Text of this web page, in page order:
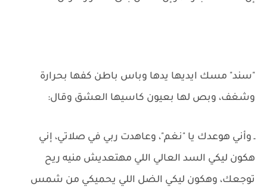
"سند" مسك ايديها يدها وباس باطن كفها بحرارة
وشغف، وبص لها بعيون كاسيها العشق وقال:
ـ وأني هوعدك يا "نغم"، وعاهدت ربي في صلاتي، إني
هكون ليكي السد العالي اللي مهتعديش منيه ريح
توجعك، وهكون ليكي الضل اللي يحميكي من شمس